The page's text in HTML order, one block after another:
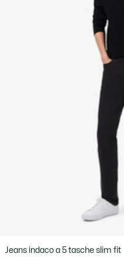
Jeans indaco a 5 tasche slim fit